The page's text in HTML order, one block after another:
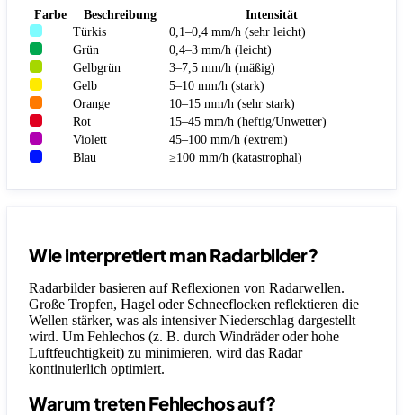
Farbe Beschreibung
Intensität
Türkis
0,1–0,4 mm/h (sehr leicht)
Grün
0,4–3 mm/h (leicht)
Gelbgrün
3–7,5 mm/h (mäßig)
Gelb
5–10 mm/h (stark)
Orange
10–15 mm/h (sehr stark)
Rot
15–45 mm/h (heftig/Unwetter)
Violett
45–100 mm/h (extrem)
Blau
≥100 mm/h (katastrophal)
Wie interpretiert man Radarbilder?
Radarbilder basieren auf Reflexionen von Radarwellen.
Große Tropfen, Hagel oder Schneeflocken reflektieren die
Wellen stärker, was als intensiver Niederschlag dargestellt
wird. Um Fehlechos (z. B. durch Windräder oder hohe
Luftfeuchtigkeit) zu minimieren, wird das Radar
kontinuierlich optimiert.
Warum treten Fehlechos auf?